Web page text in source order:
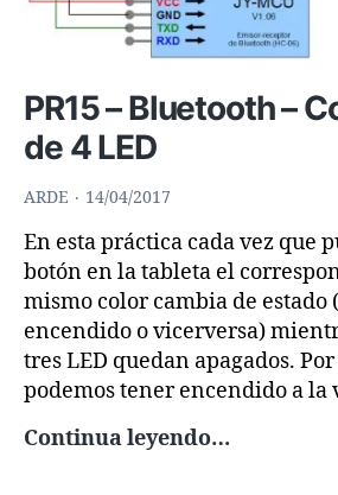
PR15 – Bluetooth –
de 4 LED
ARDE 14/04/2017
En esta práctica cada vez que
botón en la tableta el
mismo color cambia de estado
encendido o vicerversa)
tres LED quedan apagados.
podemos tener encendido a la
Continua leyendo…PR15